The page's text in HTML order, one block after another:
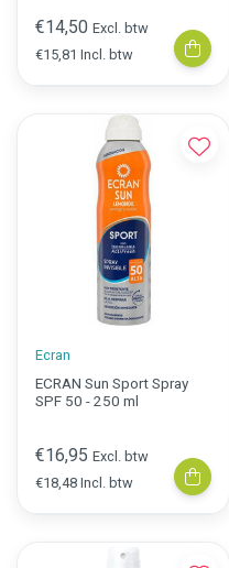
€14,50 Excl. btw
€15,81 Incl. btw
Ecran
ECRAN Sun Sport Spray
SPF 50 - 250 ml
€16,95 Excl. btw
€18,48 Incl. btw